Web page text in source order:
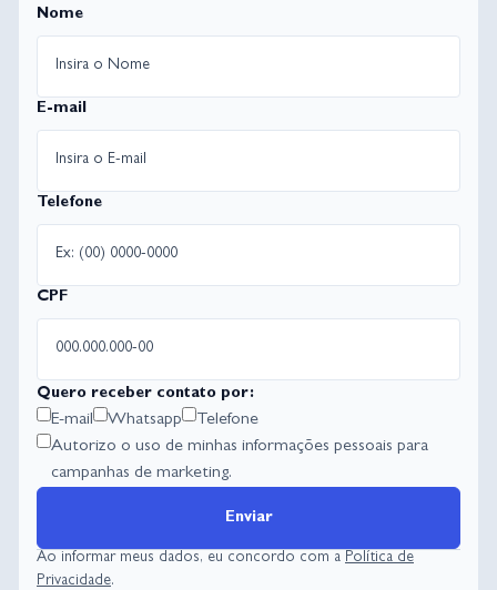
Nome
E-mail
Telefone
CPF
Quero receber contato por:
E-mail Whatsapp
Telefone
Autorizo o uso de minhas informações pessoais para
campanhas de marketing.
Enviar
Ao informar meus dados, eu concordo com a Política de
Privacidade.